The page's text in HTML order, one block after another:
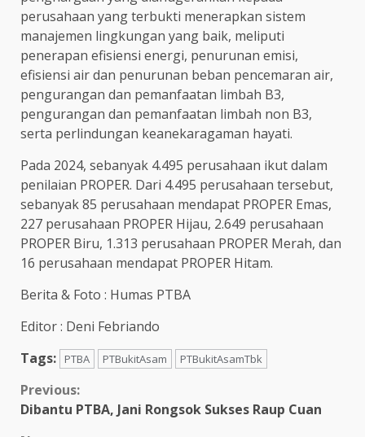
perusahaan yang terbukti menerapkan sistem
manajemen lingkungan yang baik, meliputi
penerapan efisiensi energi, penurunan emisi,
efisiensi air dan penurunan beban pencemaran air,
pengurangan dan pemanfaatan limbah B3,
pengurangan dan pemanfaatan limbah non B3,
serta perlindungan keanekaragaman hayati.
Pada 2024, sebanyak 4.495 perusahaan ikut dalam
penilaian PROPER. Dari 4.495 perusahaan tersebut,
sebanyak 85 perusahaan mendapat PROPER Emas,
227 perusahaan PROPER Hijau, 2.649 perusahaan
PROPER Biru, 1.313 perusahaan PROPER Merah, dan
16 perusahaan mendapat PROPER Hitam.
Berita & Foto : Humas PTBA
Editor : Deni Febriando
Tags:
PTBA PTBukitAsam PTBukitAsamTbk
Continue
Previous:
Dibantu PTBA, Jani Rongsok Sukses Raup Cuan